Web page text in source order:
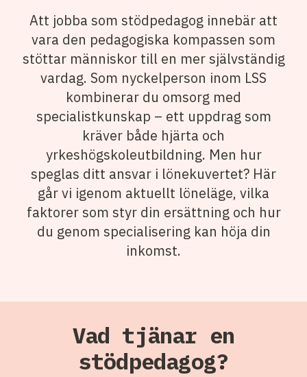
Att jobba som stödpedagog innebär att
vara den pedagogiska kompassen som
stöttar människor till en mer självständig
vardag. Som nyckelperson inom LSS
kombinerar du omsorg med
specialistkunskap – ett uppdrag som
kräver både hjärta och
yrkeshögskoleutbildning. Men hur
speglas ditt ansvar i lönekuvertet? Här
går vi igenom aktuellt löneläge, vilka
faktorer som styr din ersättning och hur
du genom specialisering kan höja din
inkomst.
Vad tjänar en
stödpedagog?